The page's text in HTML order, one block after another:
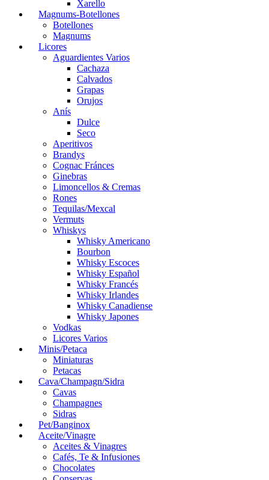
Xarello
Magnums-Botellones
Botellones
Magnums
Licores
Aguardientes Varios
Cachaza
Calvados
Grapas
Orujos
Anís
Dulce
Seco
Aperitivos
Brandys
Cognac Fránces
Ginebras
Limoncellos & Cremas
Rones
Tequilas/Mexcal
Vermuts
Whiskys
Whisky Americano
Bourbon
Whisky Escoces
Whisky Español
Whisky Francés
Whisky Irlandes
Whisky Canadiense
Whisky Japones
Vodkas
Licores Varios
Minis/Petaca
Miniaturas
Petacas
Cava/Champagn/Sidra
Cavas
Champagnes
Sidras
Pet/Banginox
Aceite/Vinagre
Aceites & Vinagres
Cafés, Te & Infusiones
Chocolates